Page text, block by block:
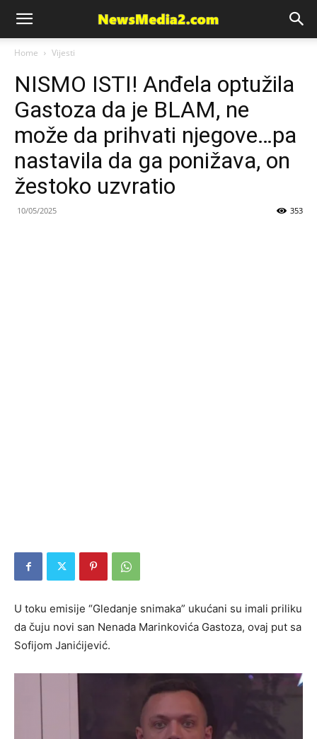
News
Media
Home Vijesti
NISMO ISTI! Anđela optužila
Gastoza da je BLAM, ne
može da prihvati njegove…pa
nastavila da ga ponižava, on
žestoko uzvratio
10/05/2025 353
U toku emisije “Gledanje snimaka” ukućani su imali priliku
da čuju novi san Nenada Marinkovića Gastoza, ovaj put sa
Sofijom Janićijević.